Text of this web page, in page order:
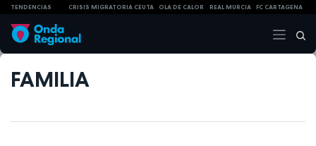
TENDENCIAS CRISIS MIGRATORIA CEUTA OLA DE CALOR REAL MURCIA FC CARTAGENA
FAMILIA